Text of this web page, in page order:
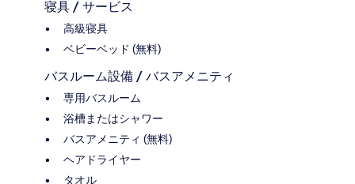
寝具 / サービス
高級寝具
ベビーベッド (無料)
バスルーム設備 / バスアメニティ
専用バスルーム
浴槽またはシャワー
バスアメニティ (無料)
ヘアドライヤー
タオル